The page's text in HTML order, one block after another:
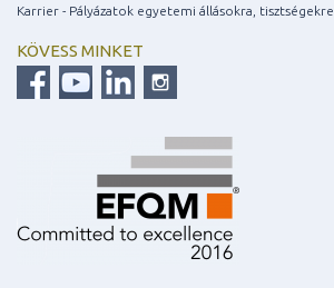
Karrier - Pályázatok egyetemi állásokra, tisztségekre
KÖVESS MINKET